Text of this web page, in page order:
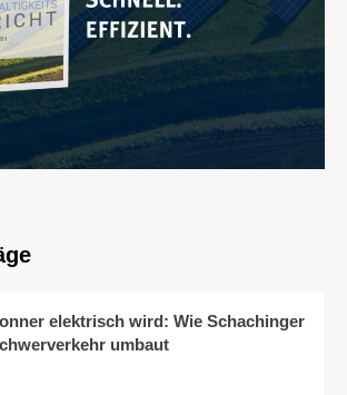
elektrisch wird: Wie Schachinger
umbaut